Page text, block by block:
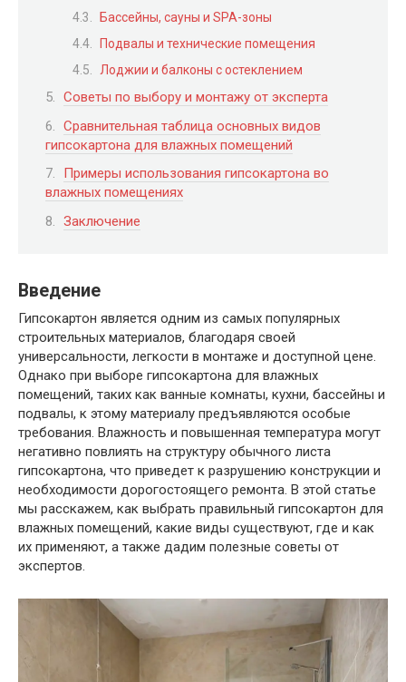
Бассейны, сауны и SPA-зоны
Подвалы и технические помещения
Лоджии и балконы с остеклением
Советы по выбору и монтажу от эксперта
Сравнительная таблица основных видов
гипсокартона для влажных помещений
Примеры использования гипсокартона во
влажных помещениях
Заключение
Введение
Гипсокартон является одним из самых популярных
строительных материалов, благодаря своей
универсальности, легкости в монтаже и доступной цене.
Однако при выборе гипсокартона для влажных
помещений, таких как ванные комнаты, кухни, бассейны и
подвалы, к этому материалу предъявляются особые
требования. Влажность и повышенная температура могут
негативно повлиять на структуру обычного листа
гипсокартона, что приведет к разрушению конструкции и
необходимости дорогостоящего ремонта. В этой статье
мы расскажем, как выбрать правильный гипсокартон для
влажных помещений, какие виды существуют, где и как
их применяют, а также дадим полезные советы от
экспертов.